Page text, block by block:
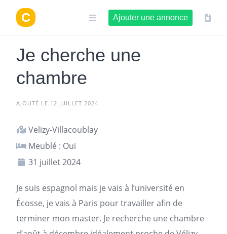
contenu
Ajouter une annonce
Je cherche une
chambre
AJOUTÉ LE 12 JUILLET 2024
Velizy-Villacoublay
Meublé : Oui
31 juillet 2024
Je suis espagnol mais je vais à l’université en
Écosse, je vais à Paris pour travailler afin de
terminer mon master. Je recherche une chambre